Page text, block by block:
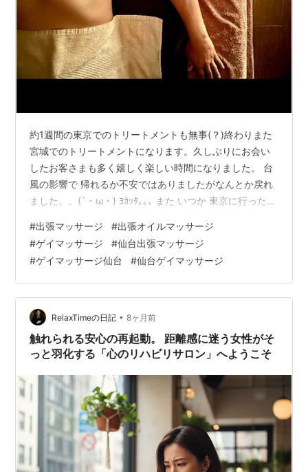
約1週間の東京でのトリートメントも無事(？)終わりまた
宮城でのトリートメントになります。久しぶりにお会い
したお客さまも多く嬉しく楽しい時間になりました。 台
風の影響で 帰れるか不安ではありましたがなんとか戻れ
ました。。(´・ω・) ﾖｶｯﾀ｡｡｡ また いつか 東京に行った際
ω･(･д･` ) ﾊｸﾞ ーーー 日々過ごしている中で イライラし
たり落ち込んだり精神的にお疲れではないですか？ 誰か
に触れられるとホッとするような安心感。 たまには肩の
力をぬいてリラックスいかがでしょうか。 宮城県 仙台市
男性セラピストによる男性用アロマオイルマ…
#出張マッサージ #出張オイルマッサージ
#ゲイマッサージ #仙台出張マッサージ
#ゲイマッサージ仙台 #仙台ゲイマッサージ
RelaxTimeの日記 • 8ヶ月前
触れられる安心の再起動。 距離感に迷う女性がそ
っと羽化する「心のリハビリサロン」へようこそ